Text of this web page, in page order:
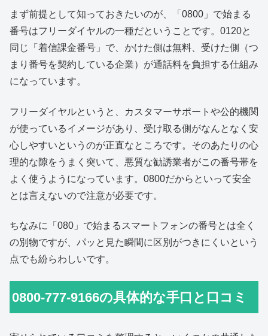
まず前提として知っておきたいのが、「0800」で始まる
番号はフリーダイヤルの一種だということです。0120と
同じ「着信課金番号」で、かけた側は無料、受けた側（つ
まり番号を契約している企業）が通話料を負担する仕組み
になっています。
フリーダイヤルというと、カスタマーサポートや公的機関
が使っているイメージがあり、受け取る側がなんとなく安
心しやすいというのが正直なところです。そのあたりの心
理的な隙をうまく突いて、悪質な勧誘業者がこの番号帯を
よく使うようになっています。0800だからといって安全
とは言えないので注意が必要です。
ちなみに「080」で始まるスマートフォンの番号とは全く
の別物ですが、パッと見た瞬間に区別がつきにくいという
点でも紛らわしいです。
0800-777-9166の具体的な手口と口コミ